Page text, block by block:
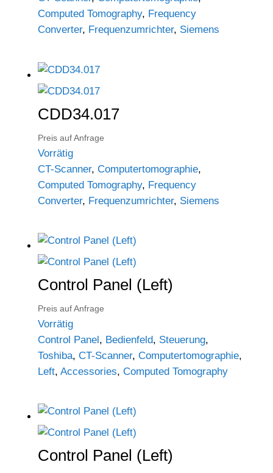
Computed Tomography, Frequency
Converter, Frequenzumrichter, Siemens
CDD34.017
Preis auf Anfrage
Vorrätig
CT-Scanner, Computertomographie,
Computed Tomography, Frequency
Converter, Frequenzumrichter, Siemens
Control Panel (Left)
Preis auf Anfrage
Vorrätig
Control Panel, Bedienfeld, Steuerung,
Toshiba, CT-Scanner, Computertomographie,
Left, Accessories, Computed Tomography
Control Panel (Left)